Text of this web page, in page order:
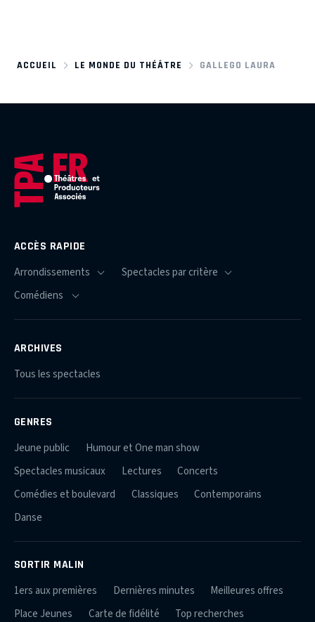
ACCUEIL LE MONDE DU THÉÂTRE GALLEGO LAURA
ACCÈS RAPIDE
ARCHIVES
Tous les spectacles
GENRES
Jeune public
Humour et One man show
Spectacles musicaux
Lectures
Concerts
Comédies et boulevard
Classiques
Contemporains
Danse
SORTIR MALIN
1ers aux premières Dernières minutes
Meilleures offres
Place Jeunes
Carte de fidélité Top recherches